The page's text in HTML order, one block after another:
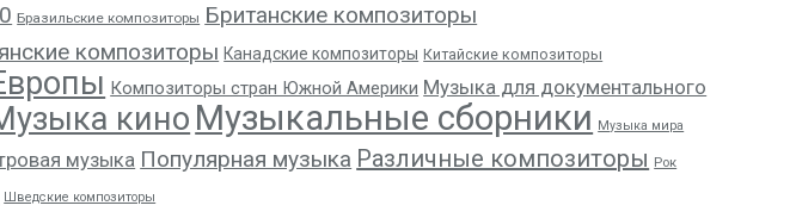
Бразильские композиторы Британские композиторы
композиторы Канадские композиторы Китайские композиторы
Композиторы стран Южной Америки Музыка для документального
кино Музыкальные сборники Музыка мира
музыка Популярная музыка Различные композиторы Рок
Шведские композиторы